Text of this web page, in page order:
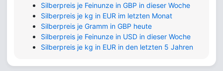
Silberpreis je Feinunze in GBP in dieser Woche
Silberpreis je kg in EUR im letzten Monat
Silberpreis je Gramm in GBP heute
Silberpreis je Feinunze in USD in dieser Woche
Silberpreis je kg in EUR in den letzten 5 Jahren